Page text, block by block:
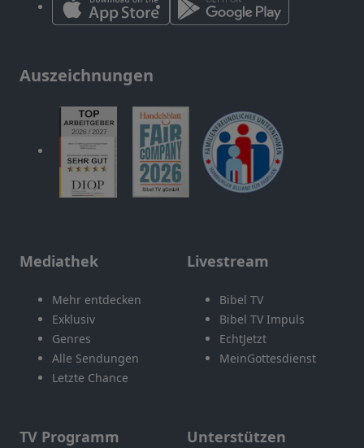
Auszeichnungen
Mediathek
Mehr entdecken
Exklusiv
Genres
Alle Sendungen
Letzte Chance
Livestream
Bibel TV
Bibel TV Impuls
EchtJetzt
MeinGottesdienst
TV Programm Unterstützen